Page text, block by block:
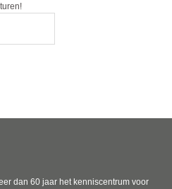
dan 60 jaar het kenniscentrum voor